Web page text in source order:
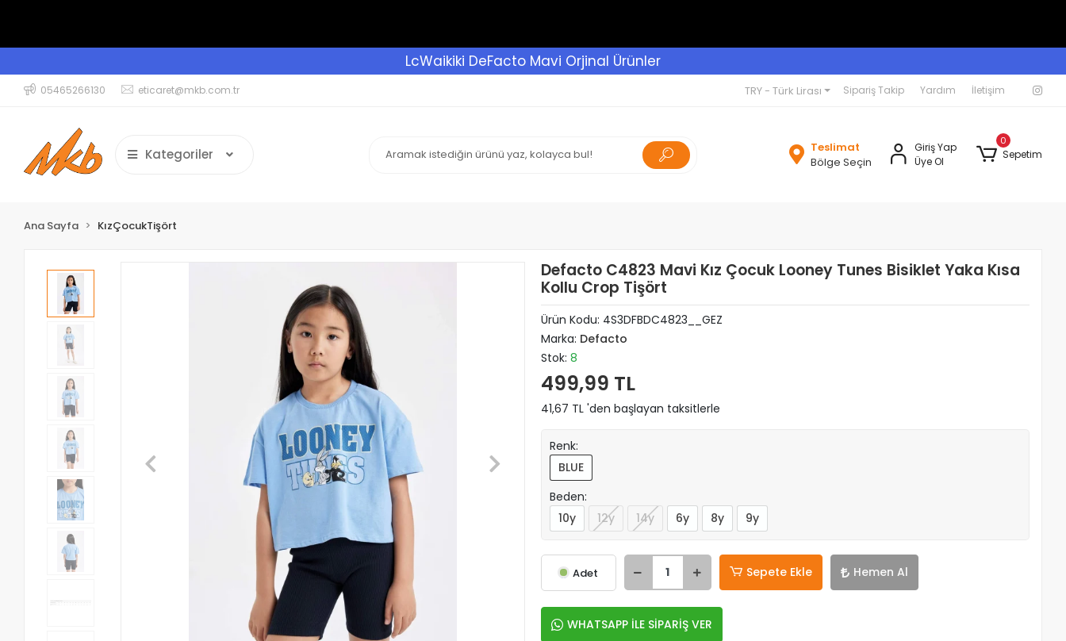
LcWaikiki DeFacto Mavi Orjinal Ürünler
05465266130 eticaret@mkb.com.tr TRY - Türk Lirası Sipariş Takip Yardım İletişim
Kategoriler
Teslimat
Bölge Seçin
Giriş Yap
Üye Ol
0
Sepetim
Ana Sayfa KızÇocukTişört
Defacto C4823 Mavi Kız Çocuk Looney Tunes Bisiklet Yaka Kısa
Kollu Crop Tişört
Ürün Kodu: 4S3DFBDC4823__GEZ
Marka: Defacto
Stok: 8
499,99 TL
41,67 TL 'den başlayan taksitlerle
Renk:
BLUE
Beden:
10y
12y 14y 6y 8y 9y
Adet Sepete Ekle Hemen Al
WHATSAPP İLE SİPARİŞ VER